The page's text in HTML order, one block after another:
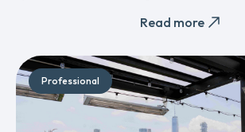
Read more
Professional